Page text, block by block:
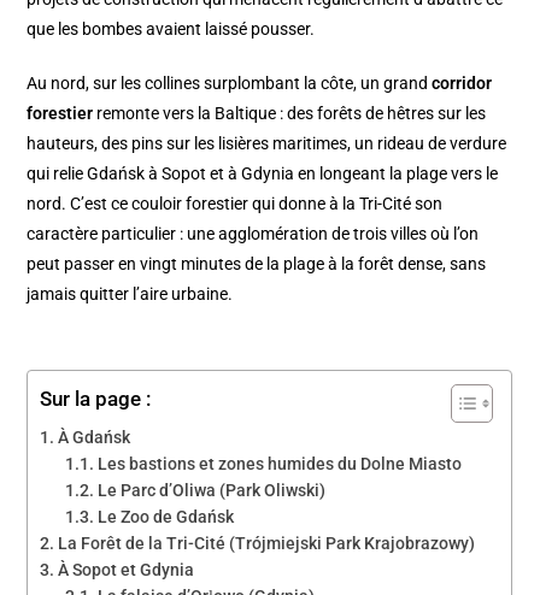
que les bombes avaient laissé pousser.
Au nord, sur les collines surplombant la côte, un grandcorridor
forestier remonte vers la Baltique : des forêts de hêtres sur les
hauteurs, des pins sur les lisières maritimes, un rideau de verdure
qui relie Gdańsk à Sopot et à Gdynia en longeant la plage vers le
nord. C’est ce couloir forestier qui donne à la Tri-Cité son
caractère particulier : une agglomération de trois villes où l’on
peut passer en vingt minutes de la plage à la forêt dense, sans
jamais quitter l’aire urbaine.
Sur la page :
À Gdańsk
Les bastions et zones humides du Dolne Miasto
Le Parc d’Oliwa (Park Oliwski)
Le Zoo de Gdańsk
La Forêt de la Tri-Cité (Trójmiejski Park Krajobrazowy)
À Sopot et Gdynia